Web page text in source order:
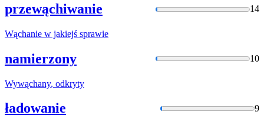
przewąchiwanie 14
Wąchanie w jakiejś sprawie
namierzony 10
Wywąchany, odkryty
ładowanie 9